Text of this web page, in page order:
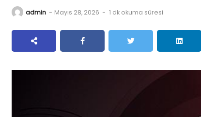
admin - Mayıs 28, 2026 - 1 dk okuma süresi